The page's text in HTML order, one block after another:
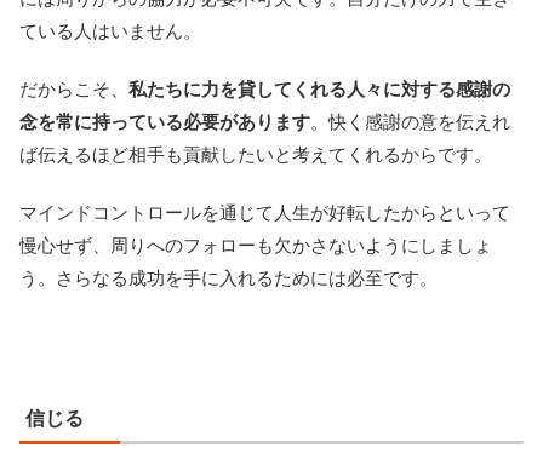
ている人はいません。
だからこそ、 私たちに力を貸してくれる人々に対する感謝の
念を常に持っている必要があります。快く感謝の意を伝えれ
ば伝えるほど相手も貢献したいと考えてくれるからです。
マインドコントロールを通じて人生が好転したからといって
慢心せず、周りへのフォローも欠かさないようにしましょ
う。さらなる成功を手に入れるためには必至です。
信じる